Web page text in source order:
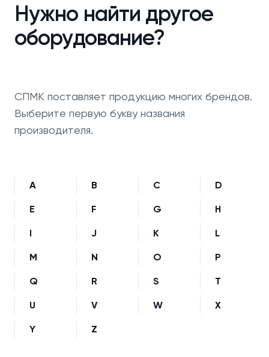
Нужно найти другое
оборудование?
СПМК поставляет продукцию многих брендов.
Выберите первую букву названия
производителя.
A B C D
E F G H
I J K L
M N O P
Q R S T
U V W X
Y Z